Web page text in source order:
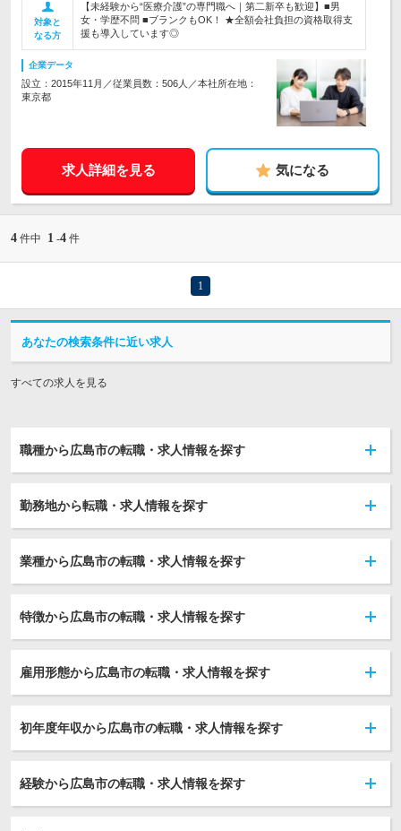
対象と
なる方
【未経験から“医療介護”の専門職へ｜第二新卒も歓迎】■男
女・学歴不問 ■ブランクもOK！ ★全額会社負担の資格取得支
援も導入しています◎
企業データ
設立：2015年11月／従業員数：506人／本社所在地：
東京都
求人詳細を見る 気になる
4 件中 1 -4 件
1
あなたの検索条件に近い求人
すべての求人を見る
職種から広島市の転職・求人情報を探す
勤務地から転職・求人情報を探す
業種から広島市の転職・求人情報を探す
特徴から広島市の転職・求人情報を探す
雇用形態から広島市の転職・求人情報を探す
初年度年収から広島市の転職・求人情報を探す
経験から広島市の転職・求人情報を探す